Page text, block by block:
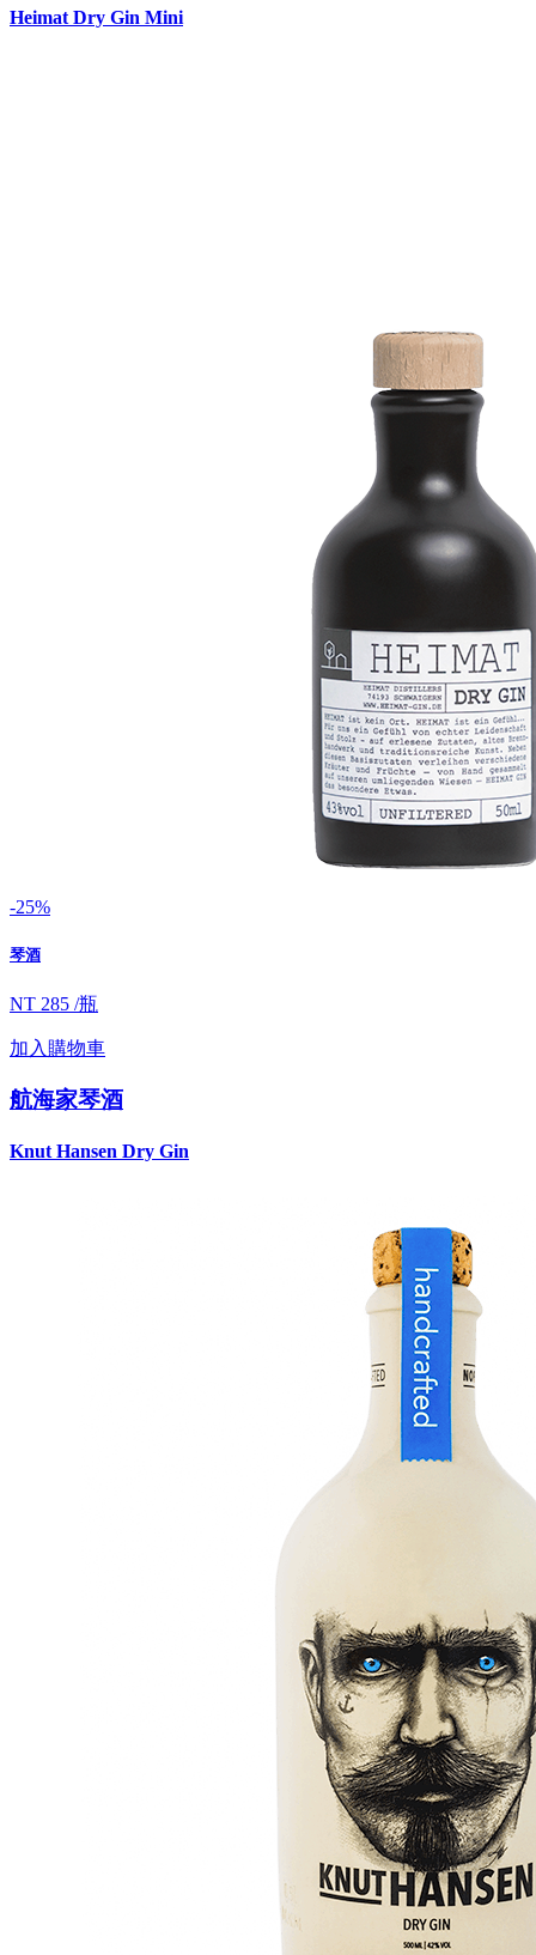
Heimat Dry Gin Mini
-25%
琴酒
NT 285 /瓶
加入購物車
航海家琴酒
Knut Hansen Dry Gin